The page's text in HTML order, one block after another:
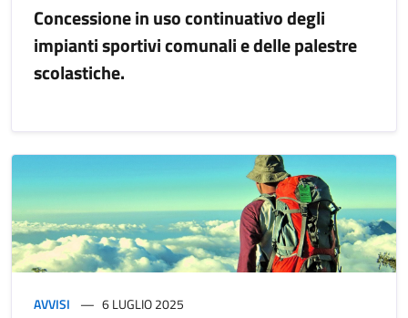
Concessione in uso continuativo degli
impianti sportivi comunali e delle palestre
scolastiche.
AVVISI 6 LUGLIO 2025